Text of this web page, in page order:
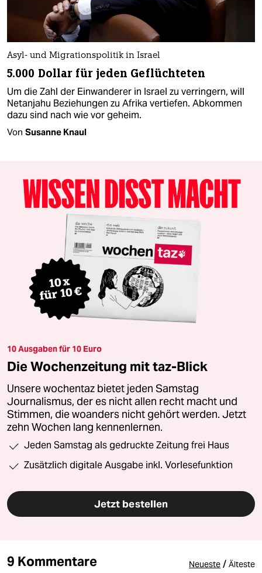
Asyl- und Migrationspolitik in Israel
5.000 Dollar für jeden Geflüchteten
Um die Zahl der Einwanderer in Israel zu verringern, will
Netanjahu Beziehungen zu Afrika vertiefen. Abkommen
dazu sind nach wie vor geheim.
Von Susanne Knaul
10 Ausgaben für 10 Euro
Die Wochenzeitung mit taz-Blick
Unsere wochentaz bietet jeden Samstag
Journalismus, der es nicht allen recht macht und
Stimmen, die woanders nicht gehört werden. Jetzt
zehn Wochen lang kennenlernen.
Jeden Samstag als gedruckte Zeitung frei Haus
Zusätzlich digitale Ausgabe inkl. Vorlesefunktion
Jetzt bestellen
9 Kommentare Neueste / Älteste